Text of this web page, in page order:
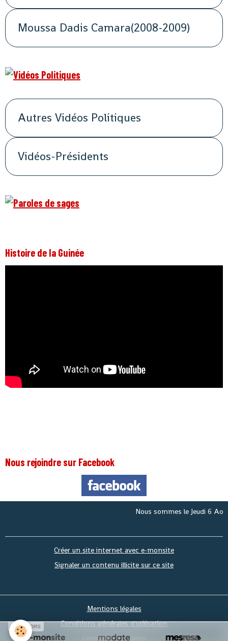
Moussa Dadis Camara(2008-2009)
Autres Vidéos Politiques
Vidéos-Présidents
Histoire de la Guinée
Nous rejoindre sur Facebook
Nous sommes leJeudi 6 Aout 2026.
Créer un site internet avec e-monsite
Signaler un contenu illicite sur ce site
Mentions légales
Conditions générales d'utilisation
Gestion des cookies
SPONSORS